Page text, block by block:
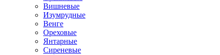
Вишневые
Изумрудные
Венге
Ореховые
Янтарные
Сиреневые